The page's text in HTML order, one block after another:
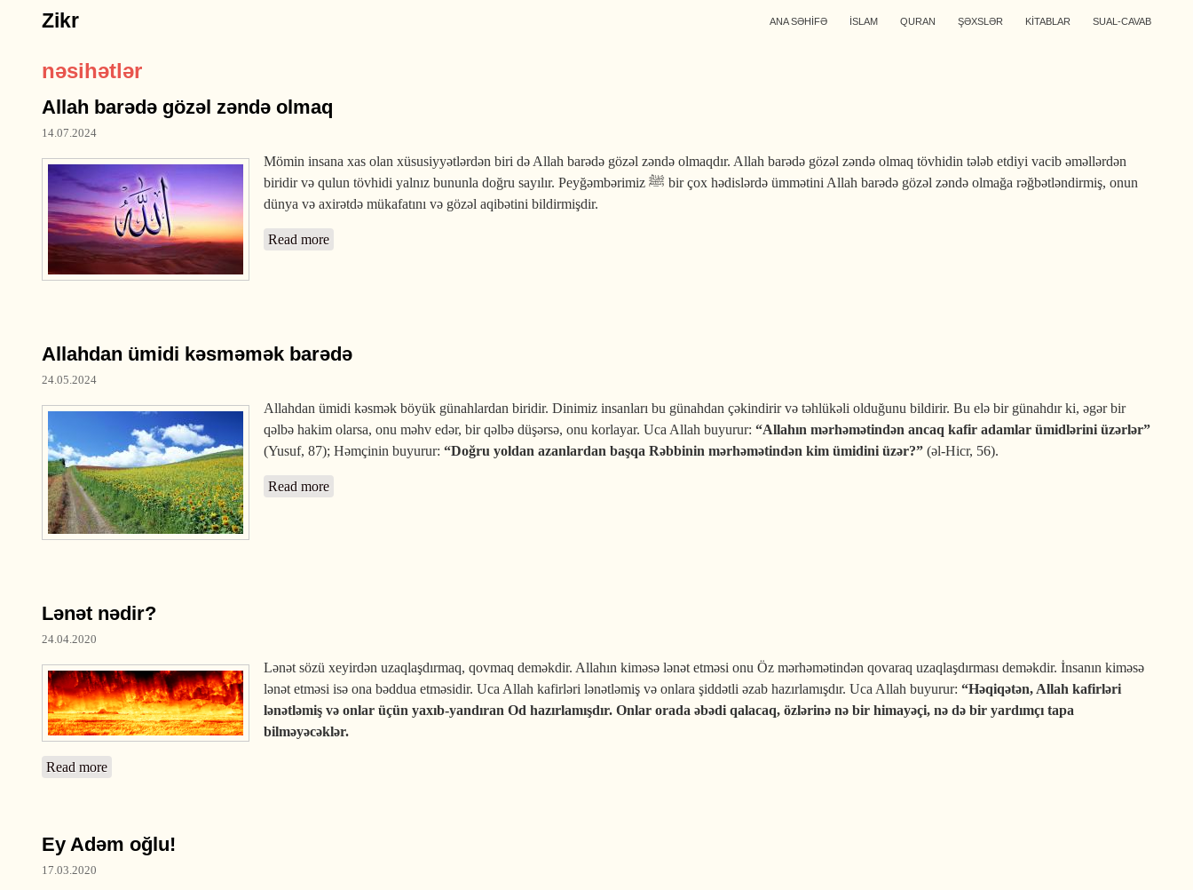
Zikr ANA SƏHİFƏ İSLAM QURAN ŞƏXSLƏR KİTABLAR SUAL-CAVAB
nəsihətlər
Allah barədə gözəl zəndə olmaq
14.07.2024
Mömin insana xas olan xüsusiyyətlərdən biri də Allah barədə gözəl zəndə olmaqdır. Allah barədə gözəl zəndə olmaq tövhidin tələb etdiyi vacib əməllərdən
biridir və qulun tövhidi yalnız bununla doğru sayılır. Peyğəmbərimiz ﷺ bir çox hədislərdə ümmətini Allah barədə gözəl zəndə olmağa rəğbətləndirmiş, onun
dünya və axirətdə mükafatını və gözəl aqibətini bildirmişdir.
Read more
Allahdan ümidi kəsməmək barədə
24.05.2024
Allahdan ümidi kəsmək böyük günahlardan biridir. Dinimiz insanları bu günahdan çəkindirir və təhlükəli olduğunu bildirir. Bu elə bir günahdır ki, əgər bir
qəlbə hakim olarsa, onu məhv edər, bir qəlbə düşərsə, onu korlayar. Uca Allah buyurur: “Allahın mərhəmətindən ancaq kafir adamlar ümidlərini üzərlər”
(Yusuf, 87); Həmçinin buyurur: “Doğru yoldan azanlardan başqa Rəbbinin mərhəmətindən kim ümidini üzər?” (əl-Hicr, 56).
Read more
Lənət nədir?
24.04.2020
Lənət sözü xeyirdən uzaqlaşdırmaq, qovmaq deməkdir. Allahın kiməsə lənət etməsi onu Öz mərhəmətindən qovaraq uzaqlaşdırması deməkdir. İnsanın kiməsə
lənət etməsi isə ona bəddua etməsidir. Uca Allah kafirləri lənətləmiş və onlara şiddətli əzab hazırlamışdır. Uca Allah buyurur: “Həqiqətən, Allah kafirləri
lənətləmiş və onlar üçün yaxıb-yandıran Od hazırlamışdır. Onlar orada əbədi qalacaq, özlərinə nə bir himayəçi, nə də bir yardımçı tapa
bilməyəcəklər.
Read more
Ey Adəm oğlu!
17.03.2020